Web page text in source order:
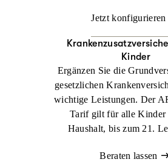
Jetzt konfigurieren
Kinder
Ergänzen Sie die
gesetzlichen
wichtige Leistungen. Der
Tarif gilt für alle Kinder
Haushalt, bis zum 21.
Beraten lassen